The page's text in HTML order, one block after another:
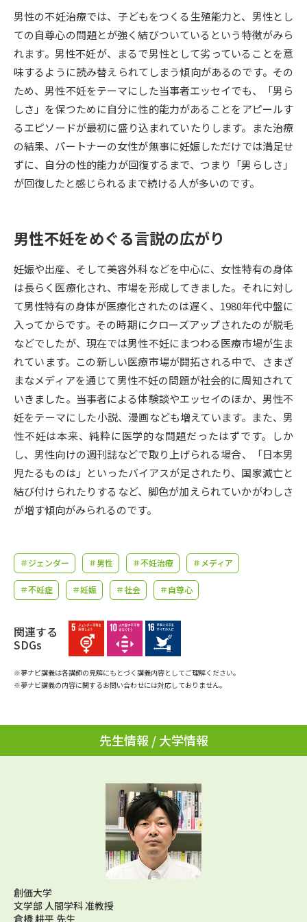
データサイエンス特集 奨学金・特待生制度特集
デジタルパンフレット 進路の３択
新学年スタート号特集ページ
（高3生用）
新学年スタート号特集ページ
（高2生用）
SELFBRAND特集ページ
オープンキャンパスなどを調べる
受験準備 資料検索
志望校・出願校を調べる
併願校選び 受験スケジュールを立てよう
先輩が入学を決めた理由 テレメール全国一斉進学調査
新生活お役立ちガイド
大学で学びたい学問発見
学問のミニ講義「夢ナビ講義」 学問分野解説
夢ナビライブ
ユーザーサポート
個人情報取扱規定
テレメール進学カタログ
訂正のご案内
男性の不妊治療では、子どもをつくる生殖能力と、男性とし
ての自尊心の問題とが強く結びついているという特徴がみら
れます。男性不妊が、まるで男性として劣っていることを意
味するように読み替えられてしまう傾向があるのです。その
ため、男性不妊をテーマにした当事者エッセイでも、「男ら
しさ」を保つために自分に性的能力があることをアピールす
るエピソードが最初に盛り込まれていたりします。また治療
の結果、パートナーの女性が無事に妊娠しただけでは満足せ
ずに、自分の性的能力が回復するまで、つまり「男らしさ」
が回復したと感じられるまで続ける人が多いのです。
男性不妊をめぐる言説の広がり
妊娠や出産、そして美容外科などを中心に、女性特有の身体
は長らく医療化され、市場を形成してきました。それに対し
て男性特有の身体が医療化されたのは遅く、1980年代中盤に
入ってからです。その時期にクローズアップされたのが脱毛
などでしたが、現在では男性不妊にまつわる医療市場が生ま
れています。この新しい医療市場が開拓される中で、さまざ
まなメディアを通じて男性不妊の問題が社会的に周知されて
いきました。当事者による体験談やエッセイのほか、男性不
妊をテーマにした小説、漫画なども増えています。また、男
性不妊は本来、純粋に医学的な問題だったはずです。しか
し、男性向けの週刊誌などで取り上げられる場合、「日本男
児たるものは」といったバイアスが足されたり、国家滅亡と
結び付けられたりするなど、脚色が加えられていかがわしさ
が増す傾向がみられるのです。
＃ジェンダー ＃男性 ＃不妊治療 ＃メディア
＃不妊症 ＃妊娠 ＃社会 ＃自尊心
関連する
SDGs
※夢ナビ講義は各講師の見解にもとづく講義内容としてご理解ください。
※夢ナビ講義の内容に関するお問い合わせには対応しておりません。
先生情報 / 大学情報
創価大学
文学部 人間学科 准教授
倉橋 耕平 先生